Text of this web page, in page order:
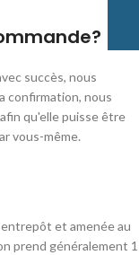
succès, nous
confirmation, nous
qu'elle puisse être
vous-même.
et amenée au
prend généralement 1